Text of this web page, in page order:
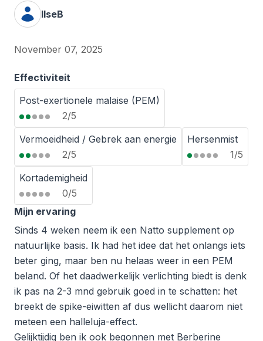
IlseB
November 07, 2025
Effectiviteit
Post-exertionele malaise (PEM)
2/5
Vermoeidheid / Gebrek aan energie
2/5
Hersenmist
1/5
Kortademigheid
0/5
Mijn ervaring
Sinds 4 weken neem ik een Natto supplement op
natuurlijke basis. Ik had het idee dat het onlangs iets
beter ging, maar ben nu helaas weer in een PEM
beland. Of het daadwerkelijk verlichting biedt is denk
ik pas na 2-3 mnd gebruik goed in te schatten: het
breekt de spike-eiwitten af dus wellicht daarom niet
meteen een halleluja-effect.
Gelijktijdig ben ik ook begonnen met Berberine